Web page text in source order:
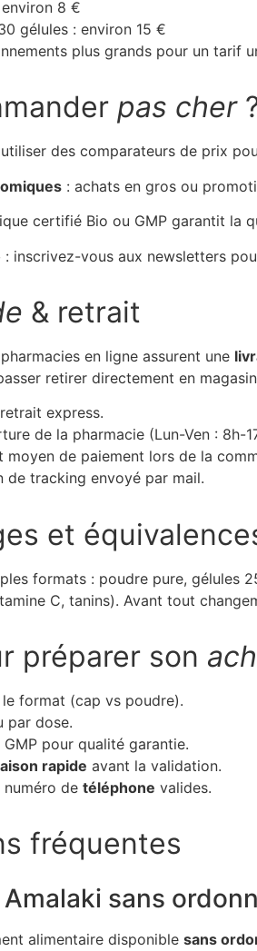
8 €
gélules : environ 15 €
plus grands pour un tarif
pas cher
des comparateurs de prix
: achats en gros ou
certifié Bio ou GMP garantit la
: inscrivez-vous aux newsletters
& retrait
en ligne assurent une
retirer directement en
express.
de la pharmacie (Lun-Ven : 8h-
moyen de paiement lors de la
de tracking envoyé par mail.
et
formats : poudre pure, gélules
C, tanins). Avant tout
préparer son
format (cap vs poudre).
par dose.
GMP pour qualité garantie.
rapide avant la validation.
numéro de téléphone valides.
fréquentes
sans
alimentaire disponible sans